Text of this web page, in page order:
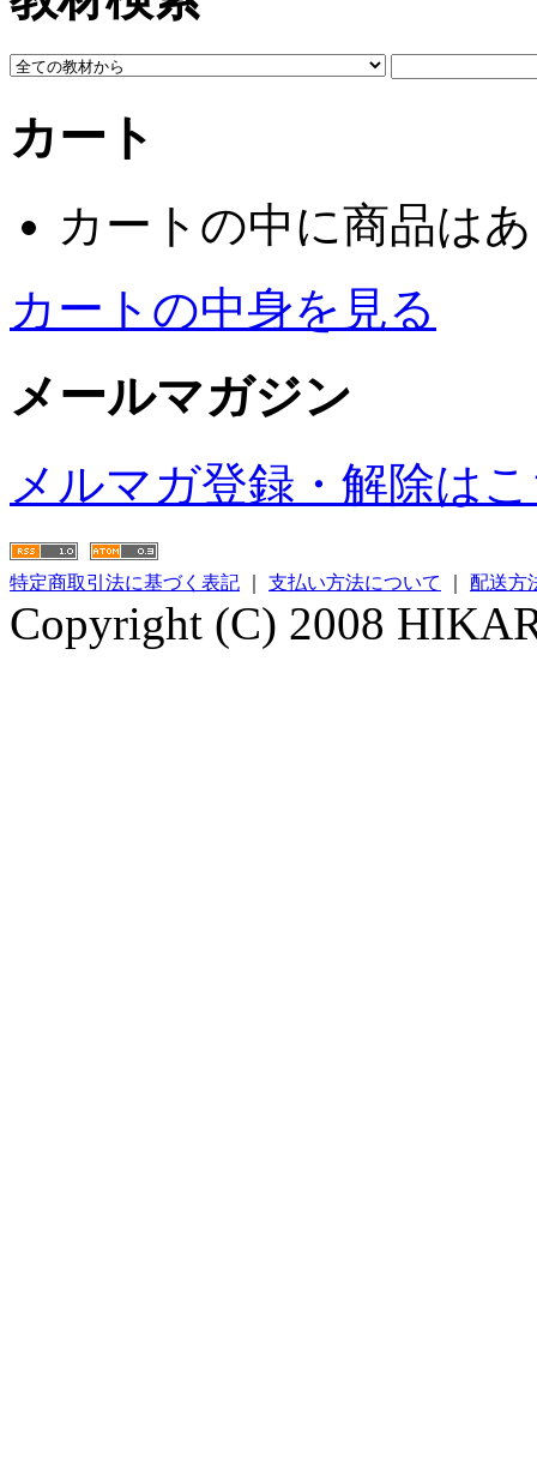
カート
カートの中に商品は
カートの中身を見る
メールマガジン
メルマガ登録・解除は
特定商取引法に基づく表記 支払い方法について 配送方
Copyright (C) 2008